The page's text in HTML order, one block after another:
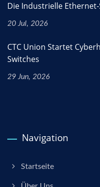
Die Industrielle Ethernet-
20 Jul, 2026
CTC Union Startet
Switches
29 Jun, 2026
Navigation
Startseite